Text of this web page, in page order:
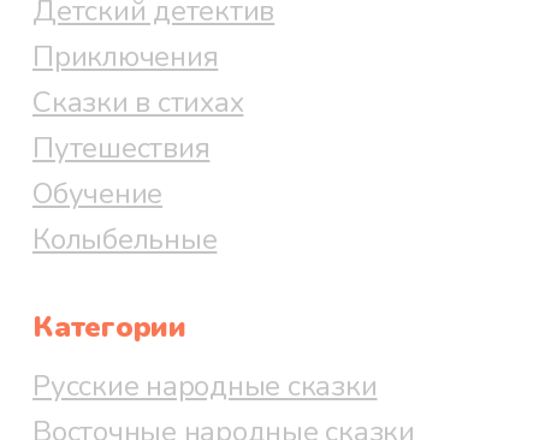
Детский детектив
Приключения
Сказки в стихах
Путешествия
Обучение
Колыбельные
Категории
Русские народные сказки
Восточные народные сказки